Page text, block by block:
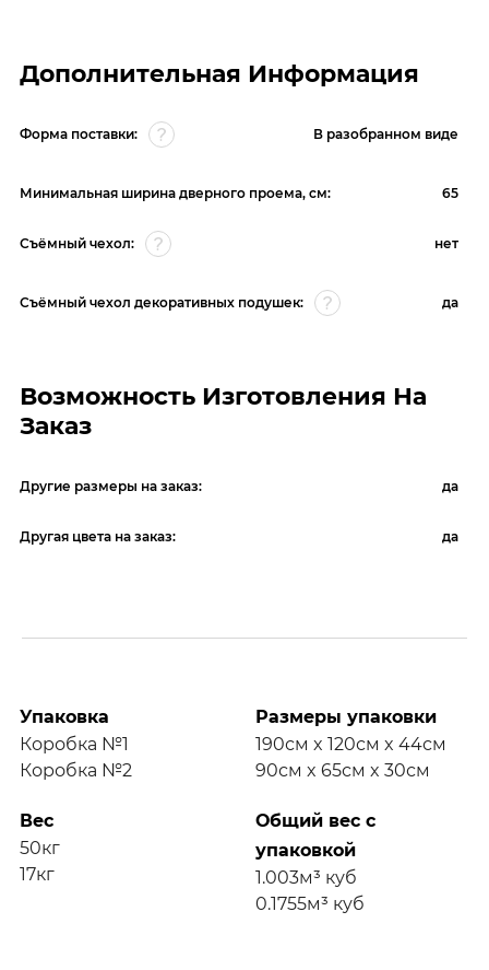
Дополнительная Информация
Форма поставки: В разобранном виде
Минимальная ширина дверного проема, см: 65
Съёмный чехол: нет
Съёмный чехол декоративных подушек: да
Возможность Изготовления На
Заказ
Другие размеры на заказ: да
Другая цвета на заказ: да
Упаковка
Коробка №1
Коробка №2
Размеры упаковки
190см x 120см x 44см
90см x 65см x 30см
Вес
50кг
17кг
Общий вес с
упаковкой
1.003м³ куб
0.1755м³ куб